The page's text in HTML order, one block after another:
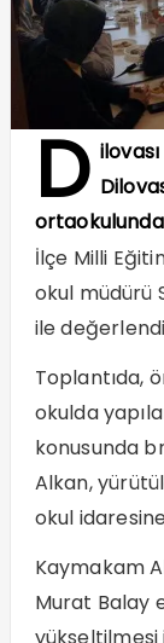
D
ortaokulunda
İlçe Milli
okul müdürü
ile
Toplantıda,
okulda
konusunda
Alkan,
okul
Kaymakam
Murat Balay